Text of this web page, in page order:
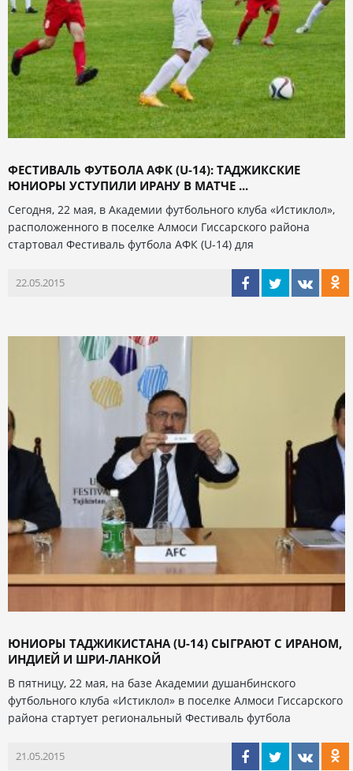
ФЕСТИВАЛЬ ФУТБОЛА АФК (U-14): ТАДЖИКСКИЕ
ЮНИОРЫ УСТУПИЛИ ИРАНУ В МАТЧЕ ...
Сегодня, 22 мая, в Академии футбольного клуба «Истиклол»,
расположенного в поселке Алмоси Гиссарского района
стартовал Фестиваль футбола АФК (U-14) для
22.05.2015
ЮНИОРЫ ТАДЖИКИСТАНА (U-14) СЫГРАЮТ С ИРАНОМ,
ИНДИЕЙ И ШРИ-ЛАНКОЙ
В пятницу, 22 мая, на базе Академии душанбинского
футбольного клуба «Истиклол» в поселке Алмоси Гиссарского
района стартует региональный Фестиваль футбола
21.05.2015